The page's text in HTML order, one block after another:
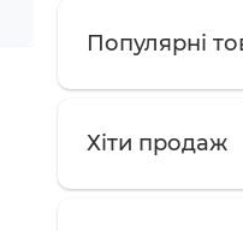
Популярні
Хіти продаж